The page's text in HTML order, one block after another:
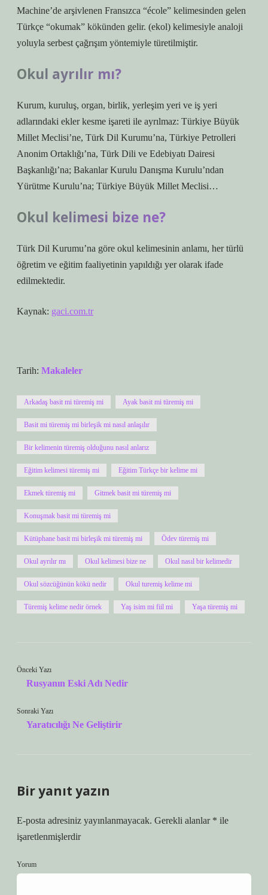
Machine’de arşivlenen Fransızca “école” kelimesinden gelen
Türkçe “okumak” kökünden gelir. (ekol) kelimesiyle analoji
yoluyla serbest çağrışım yöntemiyle türetilmiştir.
Okul ayrılır mı?
Kurum, kuruluş, organ, birlik, yerleşim yeri ve iş yeri
adlarındaki ekler kesme işareti ile ayrılmaz: Türkiye Büyük
Millet Meclisi’ne, Türk Dil Kurumu’na, Türkiye Petrolleri
Anonim Ortaklığı’na, Türk Dili ve Edebiyatı Dairesi
Başkanlığı’na; Bakanlar Kurulu Danışma Kurulu’ndan
Yürütme Kurulu’na; Türkiye Büyük Millet Meclisi…
Okul kelimesi bize ne?
Türk Dil Kurumu’na göre okul kelimesinin anlamı, her türlü
öğretim ve eğitim faaliyetinin yapıldığı yer olarak ifade
edilmektedir.
Kaynak: gaci.com.tr
Tarih: Makaleler
Arkadaş basit mi türemiş mi Ayak basit mi türemiş mi
Basit mi türemiş mi birleşik mi nasıl anlaşılır
Bir kelimenin türemiş olduğunu nasıl anlarız
Eğitim kelimesi türemiş mi Eğitim Türkçe bir kelime mi
Ekmek türemiş mi Gitmek basit mi türemiş mi
Konuşmak basit mi türemiş mi
Kütüphane basit mi birleşik mi türemiş mi Ödev türemiş mi
Okul ayrılır mı Okul kelimesi bize ne Okul nasıl bir kelimedir
Okul sözcüğünün kökü nedir Okul turemiş kelime mi
Türemiş kelime nedir örnek Yaş isim mi fiil mi Yaşa türemiş mi
Önceki Yazı
Rusyanın Eski Adı Nedir
Sonraki Yazı
Yaratıcılığı Ne Geliştirir
Bir yanıt yazın
E-posta adresiniz yayınlanmayacak. Gerekli alanlar * ile
işaretlenmişlerdir
Yorum